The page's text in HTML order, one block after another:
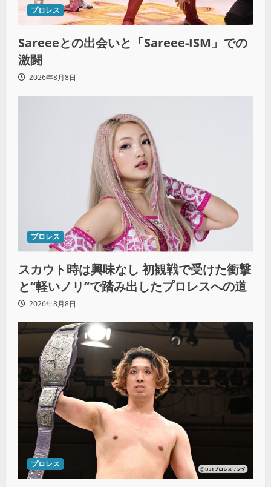
プロレス
Sareeeとの出会いと「Sareee-ISM」での
激闘
2026年8月8日
プロレス
スカウト時は興味なし 初観戦で受けた衝撃
と“軽いノリ”で踏み出したプロレスへの道
2026年8月8日
プロレス